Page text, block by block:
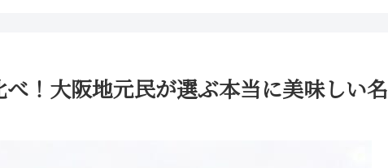
！大阪地元民が選ぶ本当に美味しい名